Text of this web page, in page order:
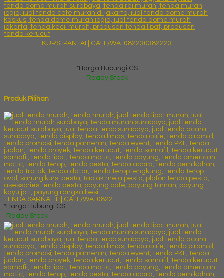
KURSI PANTAI | CALL/WA: 082230382223
*Harga Hubungi CS
Ready Stock
Produk Pilihan
TENDA SARNAFIL | CALL/WA: 0822....
*Harga Hubungi CS
Ready Stock